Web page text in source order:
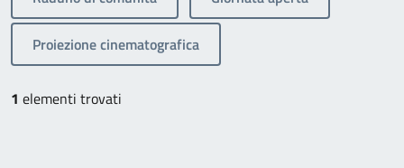
Proiezione cinematografica
1 elementi trovati